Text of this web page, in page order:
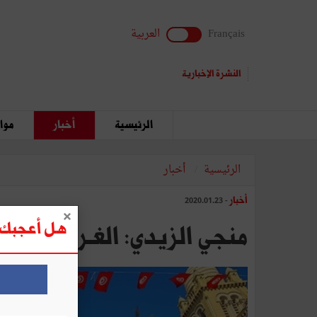
Français العربية
النشرة الإخبارية
الرئيسية أخبار
الرئيسية أخبار
أخبار - 2020.01.23
منجي الزيدي: الغـربـةهل أعجبك